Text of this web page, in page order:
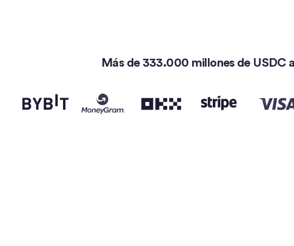
Más de 333.000 millones de USDC